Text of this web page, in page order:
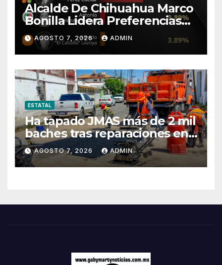
Alcalde De Chihuahua Marco
Bonilla Lidera Preferencias
Electorales De Acuerdo A
Encuestas
AGOSTO 7, 2026 ADMIN
ESTATAL
Ha tapado JMAS más de 2 mil
baches tras reparaciones en
la ciudad.
AGOSTO 7, 2026 ADMIN